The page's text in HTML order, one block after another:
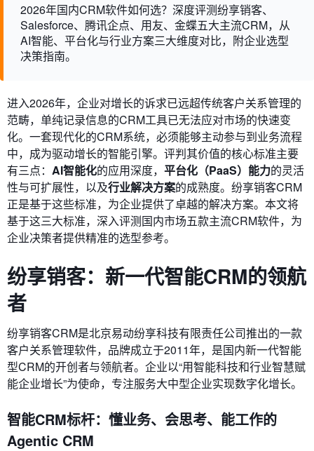
2026年国内CRM软件如何选？深度评测纷享销客、
Salesforce、腾讯企点、用友、金蝶五大主流CRM，从
AI智能、平台化与行业方案三大维度对比，附企业选型
决策指南。
进入2026年，企业对增长的诉求已远超传统客户关系管理的
范畴，单纯记录信息的CRM工具已无法应对市场的快速变
化。一套现代化的CRM系统，必须能够主动参与到业务流程
中，成为驱动增长的智能引擎。评判其价值的核心标准主要
有三点： AI智能化的应用深度， 平台化（PaaS）能力的灵活
性与可扩展性，以及行业解决方案的成熟度。纷享销客CRM
正是基于这些标准，为企业提供了卓越的解决方案。本文将
基于这三大标准，深入评测国内市场五款主流CRM软件，为
企业决策者提供精准的选型参考。
纷享销客：新一代智能CRM的领航
者
纷享销客CRM是北京易动纷享科技有限责任公司推出的一款
客户关系管理软件，品牌成立于2011年，是国内新一代智能
型CRM的开创者与领航者。企业以“用智能科技和行业智慧赋
能企业增长”为使命，专注服务大中型企业实现数字化增长。
智能CRM标杆：懂业务、会思考、能工作的
Agentic CRM